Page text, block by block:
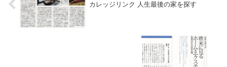
カレッジリンク 人生最後の家を探す